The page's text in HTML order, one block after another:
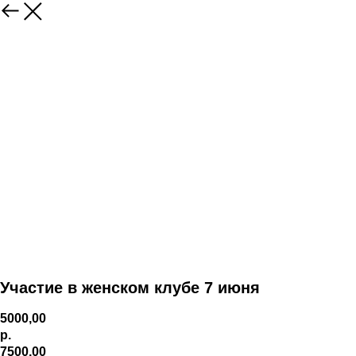
Участие в женском клубе 7 июня
5000,00
р.
7500,00